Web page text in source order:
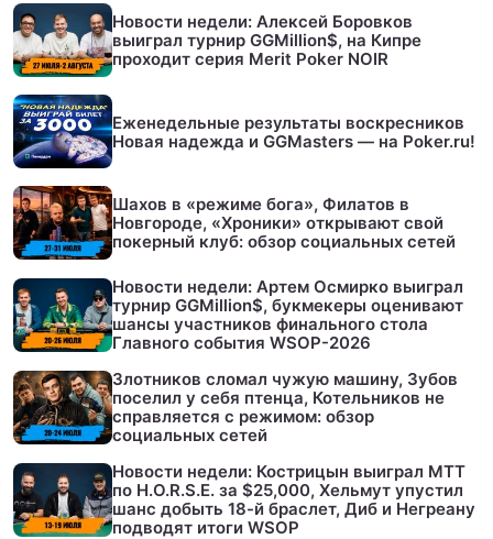
Новости недели: Алексей Боровков
выиграл турнир GGMillion$, на Кипре
проходит серия Merit Poker NOIR
Еженедельные результаты воскресников
Новая надежда и GGMasters — на Poker.ru!
Шахов в «режиме бога», Филатов в
Новгороде, «Хроники» открывают свой
покерный клуб: обзор социальных сетей
Новости недели: Артем Осмирко выиграл
турнир GGMillion$, букмекеры оценивают
шансы участников финального стола
Главного события WSOP-2026
Злотников сломал чужую машину, Зубов
поселил у себя птенца, Котельников не
справляется с режимом: обзор
социальных сетей
Новости недели: Кострицын выиграл МТТ
по H.O.R.S.E. за $25,000, Хельмут упустил
шанс добыть 18-й браслет, Диб и Негреану
подводят итоги WSOP